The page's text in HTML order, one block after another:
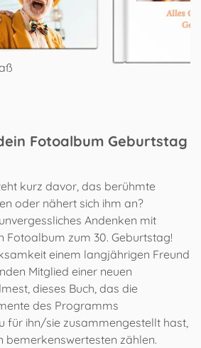
Fotoalbum Geburtstag
kurz davor, das berühmte
oder nähert sich ihm an?
Andenken mit
Fotoalbum zum 30. Geburtstag!
einem langjährigen Freund
Mitglied einer neuen
dieses Buch, das die
des Programms
für ihn/sie zusammengestellt hast,
bemerkenswertesten zählen.